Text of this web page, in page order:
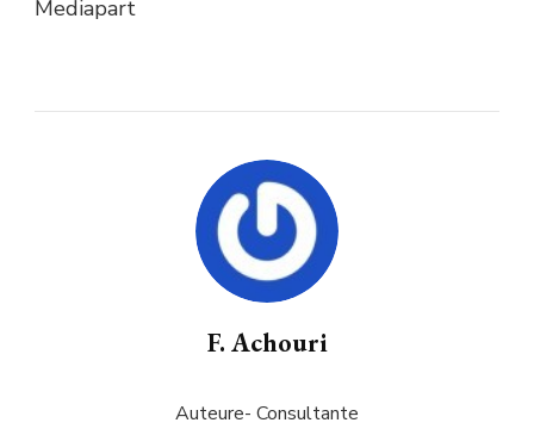
Mediapart
F. Achouri
Auteure- Consultante